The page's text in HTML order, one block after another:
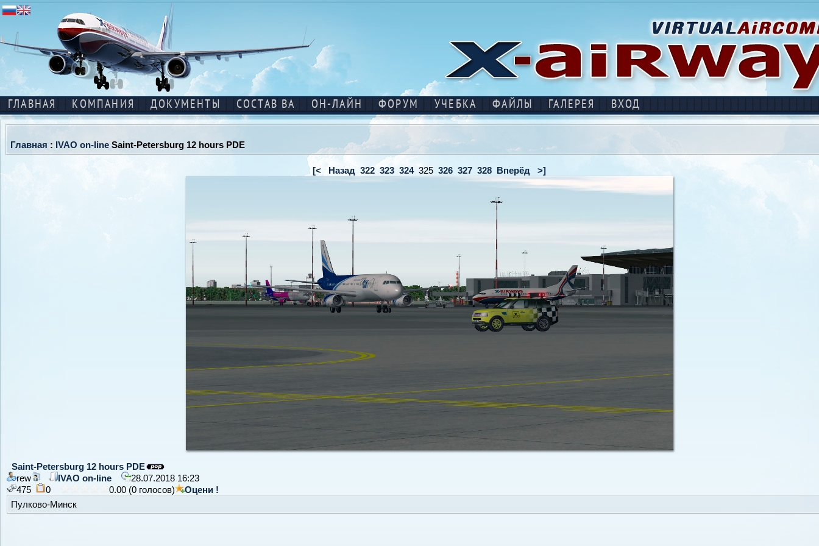
ГЛАВНАЯ КОМПАНИЯ ДОКУМЕНТЫ СОСТАВ ВА ОН-ЛАЙН ФОРУМ УЧЕБКА ФАЙЛЫ ГАЛЕРЕЯ ВХОД
Главная : IVAO on-line Saint-Petersburg 12 hours PDE
[< Назад 322 323 324325 326 327 328 Вперёд >]
Saint-Petersburg 12 hours PDE
rew
IVAO on-line
28.07.2018 16:23
475
0 0.00 (0 голосов)
Оцени !
Пулково-Минск